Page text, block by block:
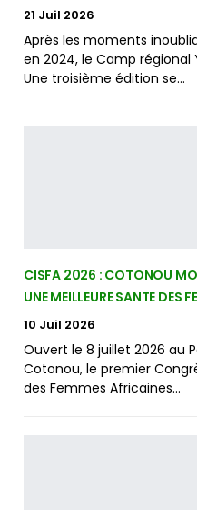
21 Juil 2026
Après les moments
en 2024, le Camp
Une troisième édition se…
CISFA 2026 : COTONOU
UNE MEILLEURE SANTE DES
10 Juil 2026
Ouvert le 8 juillet 2026 au
Cotonou, le premier
des Femmes Africaines…